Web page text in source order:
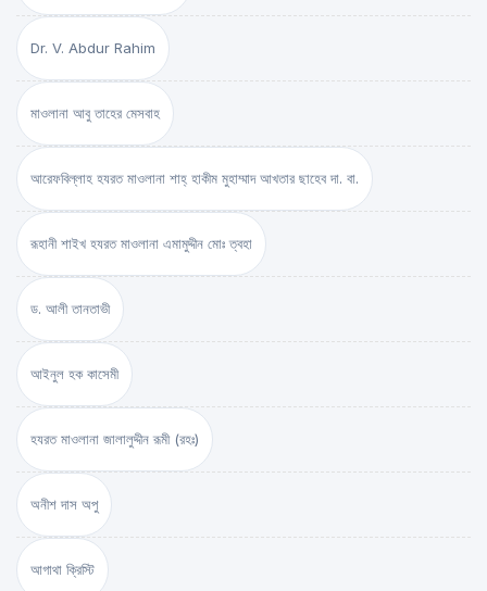
Dr. V. Abdur Rahim
মাওলানা আবু তাহের মেসবাহ
আরেফবিল্লাহ হযরত মাওলানা শাহ্ হাকীম মুহাম্মাদ আখতার ছাহেব দা. বা.
রূহানী শাইখ হযরত মাওলানা এমামুদ্দীন মোঃ ত্বহা
ড. আলী তানতাভী
আইনুল হক কাসেমী
হযরত মাওলানা জালালুদ্দীন রূমী (রহঃ)
অনীশ দাস অপু
আগাথা ক্রিস্টি